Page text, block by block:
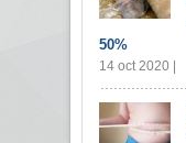
50%
14 oct 2020 |